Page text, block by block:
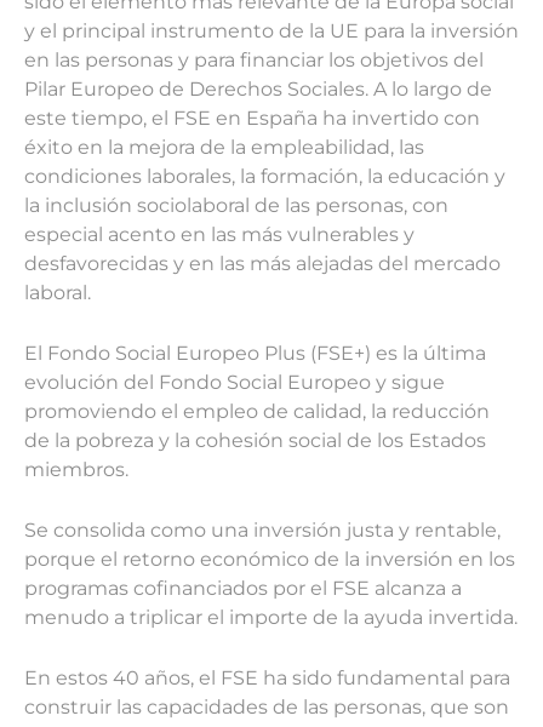
y el principal instrumento de la UE para la inversión
en las personas y para financiar los objetivos del
Pilar Europeo de Derechos Sociales. A lo largo de
este tiempo, el FSE en España ha invertido con
éxito en la mejora de la empleabilidad, las
condiciones laborales, la formación, la educación y
la inclusión sociolaboral de las personas, con
especial acento en las más vulnerables y
desfavorecidas y en las más alejadas del mercado
laboral.
El Fondo Social Europeo Plus (FSE+) es la última
evolución del Fondo Social Europeo y sigue
promoviendo el empleo de calidad, la reducción
de la pobreza y la cohesión social de los Estados
miembros.
Se consolida como una inversión justa y rentable,
porque el retorno económico de la inversión en los
programas cofinanciados por el FSE alcanza a
menudo a triplicar el importe de la ayuda invertida.
En estos 40 años, el FSE ha sido fundamental para
construir las capacidades de las personas, que son